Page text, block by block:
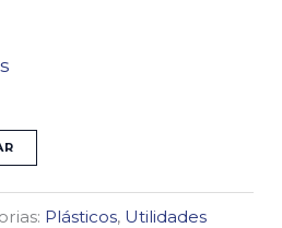
Plásticos, Utilidades